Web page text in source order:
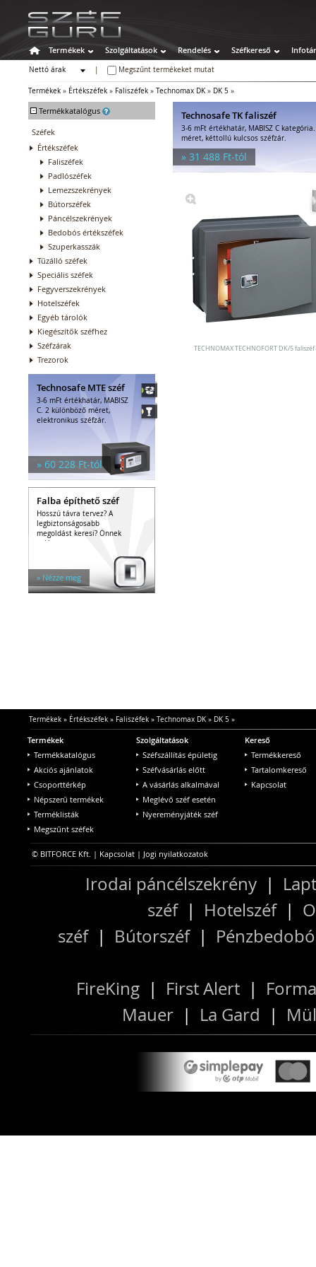
Termékek Szolgáltatások Rendelés Széfkereső Infotár
Nettó árak
Megszűnt termékeket mutat
Termékek » Értékszéfek » Faliszéfek » Technomax DK » DK 5 »
- Termékkatalógus
Széfek
Értékszéfek
Faliszéfek
Padlószéfek
Lemezszekrények
Bútorszéfek
Páncélszekrények
Bedobós értékszéfek
Szuperkasszák
Tűzálló széfek
Speciális széfek
Fegyverszekrények
Hotelszéfek
Egyéb tárolók
Kiegészítők széfhez
Széfzárak
Trezorok
Technosafe MTE széf
3-6 mFt értékhatár, MABISZ
C. 2 különböző méret,
elektronikus széfzár.
» 60 228 Ft-tól
Falba építhető széf
Hosszú távra tervez? A
legbiztonságosabb
megoldást keresi? Önnek
való a...
» Nézze meg
Technosafe TK faliszéf
3-6 mFt értékhatár, MABISZ C
méret, kéttollú kulcsos széfzár.
» 31 488 Ft-tól
TECHNOMAX TECHNOFORT DK/5 faliszéf
Termékek» Értékszéfek» Faliszéfek» Technomax DK» DK 5»
Termékek
Termékkatalógus
Akciós ajánlatok
Csoporttérkép
Népszerű termékek
Terméklisták
Megszűnt széfek
Szolgáltatások
Széfszállítás épületig
Széfvásárlás előtt
A vásárlás alkalmával
Meglévő széf esetén
Nyereményjáték széf
Kereső
Termékkereső
Tartalomkereső
Kapcsolat
© BITFORCE Kft. | Kapcsolat | Jogi nyilatkozatok
Irodai páncélszekrény |
széf| Hotelszéf|
széf| Bútorszéf|
FireKing | First Alert |
Mauer | La Gard |